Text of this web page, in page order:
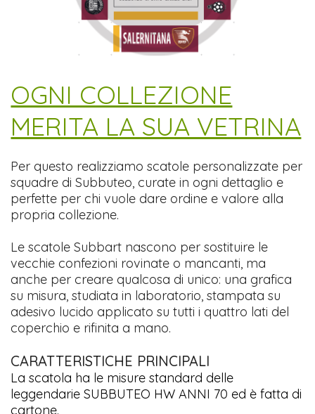
​OGNI COLLEZIONE
MERITA LA SUA VETRINA
Per questo realizziamo scatole personalizzate per
squadre di Subbuteo, curate in ogni dettaglio e
perfette per chi vuole dare ordine e valore alla
propria collezione.
Le scatole Subbart nascono per sostituire le
vecchie confezioni rovinate o mancanti, ma
anche per creare qualcosa di unico: una grafica
su misura, studiata in laboratorio, stampata su
adesivo lucido applicato su tutti i quattro lati del
coperchio e rifinita a mano.
CARATTERISTICHE PRINCIPALI
La scatola ha le misure standard delle
leggendarie SUBBUTEO HW ANNI 70 ed è fatta di
cartone.